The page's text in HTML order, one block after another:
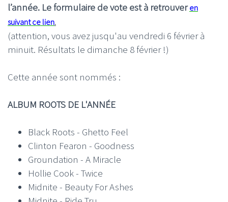
l’année. Le formulaire de vote est à retrouveren
suivant ce lien.
(attention, vous avez jusqu'au vendredi 6 février à
minuit. Résultats le dimanche 8 février !)
Cette année sont nommés :
ALBUM ROOTS DE L'ANNÉE
Black Roots - Ghetto Feel
Clinton Fearon - Goodness
Groundation - A Miracle
Hollie Cook - Twice
Midnite - Beauty For Ashes